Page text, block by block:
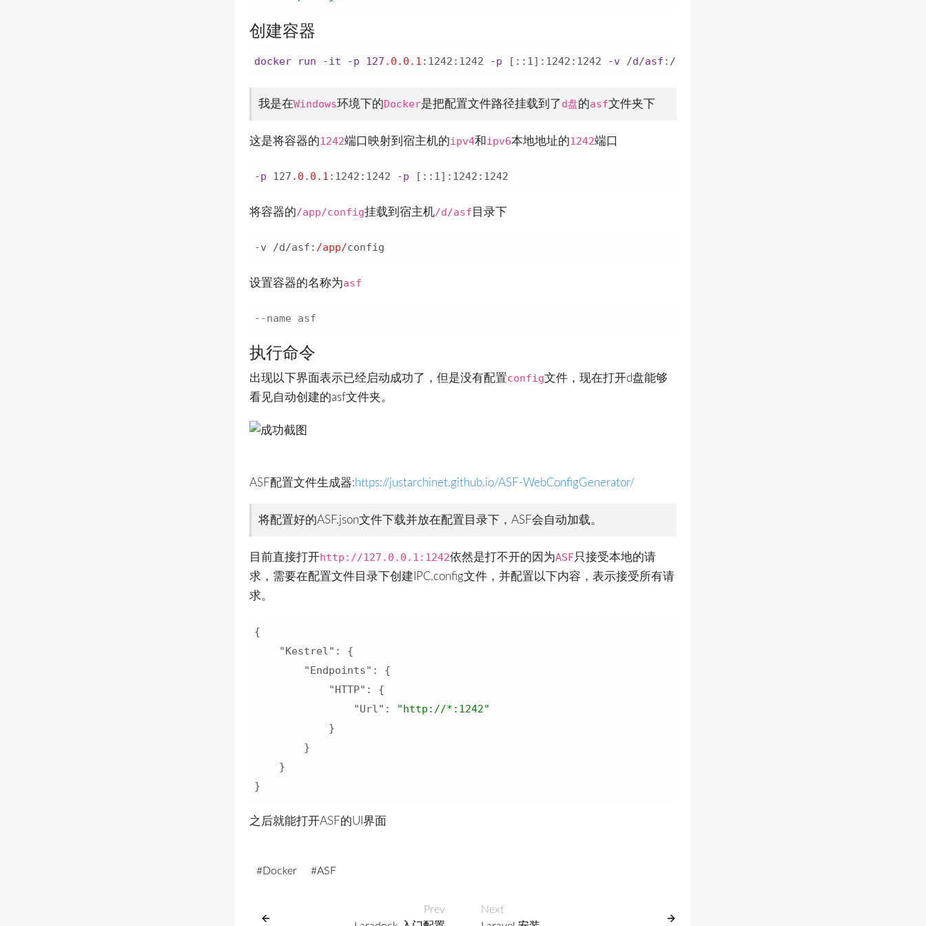
创建容器
docker run -it -p 127 .0 .0 .1 :1242 :1242 -p [::1] :1242 :1242 -v /d/asf :/
我是在Windows环境下的Docker是把配置文件路径挂载到了d盘的asf文件夹下
这是将容器的1242端口映射到宿主机的ipv4和ipv6本地地址的1242端口
-p 127 .0 .0 .1 :1242 :1242 -p [::1] :1242 :1242
将容器的/app/config挂载到宿主机/d/asf 目录下
-v /d/asf: /app/
设置容器的名称为asf
--name asf
执行命令
出现以下界面表示已经启动成功了，但是没有配置config文件，现在打开d盘能够
看见自动创建的asf文件夹。
ASF配置文件生成器:https://justarchinet.github.io/ASF-WebConfigGenerator/
将配置好的ASF.json文件下载并放在配置目录下，ASF会自动加载。
目前直接打开http://127.0.0.1:1242依然是打不开的因为ASF只接受本地的请
求，需要在配置文件目录下创建IPC.config文件，并配置以下内容，表示接受所有请
求。
{
"Kestrel" : {
"Endpoints" : {
"HTTP" : {
"Url" : "http://*:1242"
            }
        }
    }
之后就能打开ASF的UI界面
Docker ASF
Prev
Next